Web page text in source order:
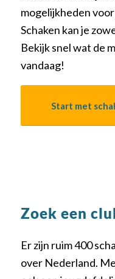
mogelijkheden
Schaken kan je
Bekijk snel wat de
vandaag!
Start met
Zoek een
Er zijn ruim 400
over Nederland.